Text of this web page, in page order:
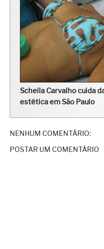
Scheila Carvalho cuida
estética em São Paulo
NENHUM COMENTÁRIO:
POSTAR UM COMENTÁRIO